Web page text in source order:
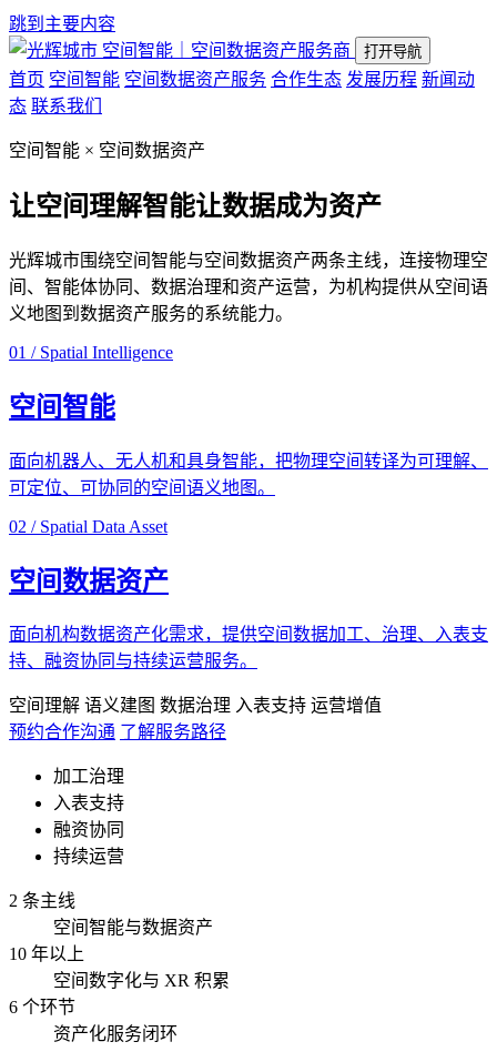
跳到主要内容
空间智能｜空间数据资产服务商
打开导航
首页 空间智能 空间数据资产服务 合作生态 发展历程 新闻动
态 联系我们
空间智能 × 空间数据资产
让空间理解智能让数据成为资产
光辉城市围绕空间智能与空间数据资产两条主线，连接物理空
间、智能体协同、数据治理和资产运营，为机构提供从空间语
义地图到数据资产服务的系统能力。
01 / Spatial Intelligence
空间智能
面向机器人、无人机和具身智能，把物理空间转译为可理解、
可定位、可协同的空间语义地图。
02 / Spatial Data Asset
空间数据资产
面向机构数据资产化需求，提供空间数据加工、治理、入表支
持、融资协同与持续运营服务。
空间理解 语义建图 数据治理 入表支持 运营增值
预约合作沟通 了解服务路径
加工治理
入表支持
融资协同
持续运营
2 条主线
空间智能与数据资产
10 年以上
空间数字化与 XR 积累
6 个环节
资产化服务闭环